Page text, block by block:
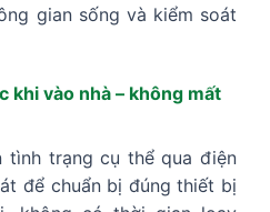
gian sống và kiểm soát
khi vào nhà – không mất
tình trạng cụ thể qua điện
để chuẩn bị đúng thiết bị